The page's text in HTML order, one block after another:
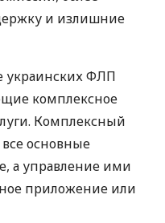
и излишние
украинских ФЛП
комплексное
Комплексный
основные
а управление ими
приложение или